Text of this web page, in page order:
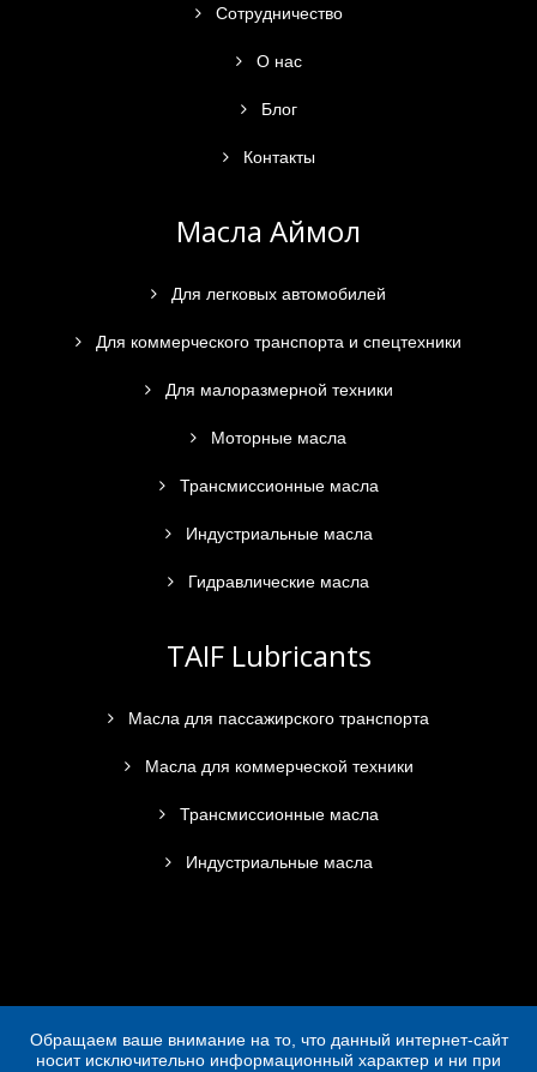
Сотрудничество
О нас
Блог
Контакты
Масла Аймол
Для легковых автомобилей
Для коммерческого транспорта и спецтехники
Для малоразмерной техники
Моторные масла
Трансмиссионные масла
Индустриальные масла
Гидравлические масла
TAIF Lubricants
Масла для пассажирского транспорта
Масла для коммерческой техники
Трансмиссионные масла
Индустриальные масла
Обращаем ваше внимание на то, что данный интернет-сайт
носит исключительно информационный характер и ни при